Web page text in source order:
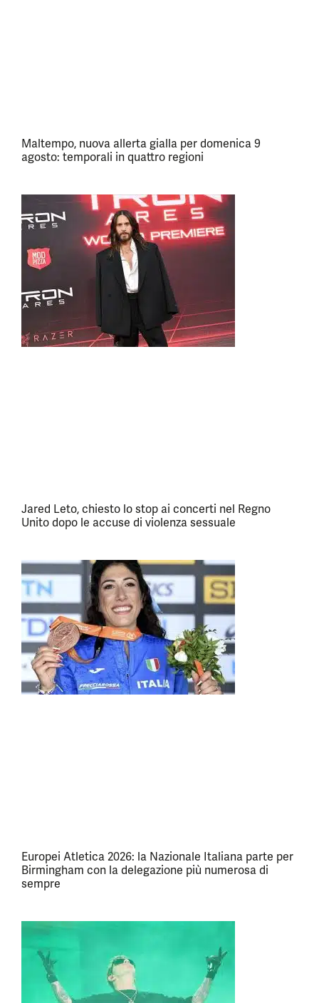
Maltempo, nuova allerta gialla per domenica 9
agosto: temporali in quattro regioni
Jared Leto, chiesto lo stop ai concerti nel Regno
Unito dopo le accuse di violenza sessuale
Europei Atletica 2026: la Nazionale Italiana parte per
Birmingham con la delegazione più numerosa di
sempre